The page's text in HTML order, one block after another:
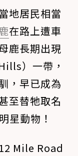
地居民相當
在路上遭車
鹿長期出現
）一帶，
，早已成為
至替牠取名
星動物！
Mile Road